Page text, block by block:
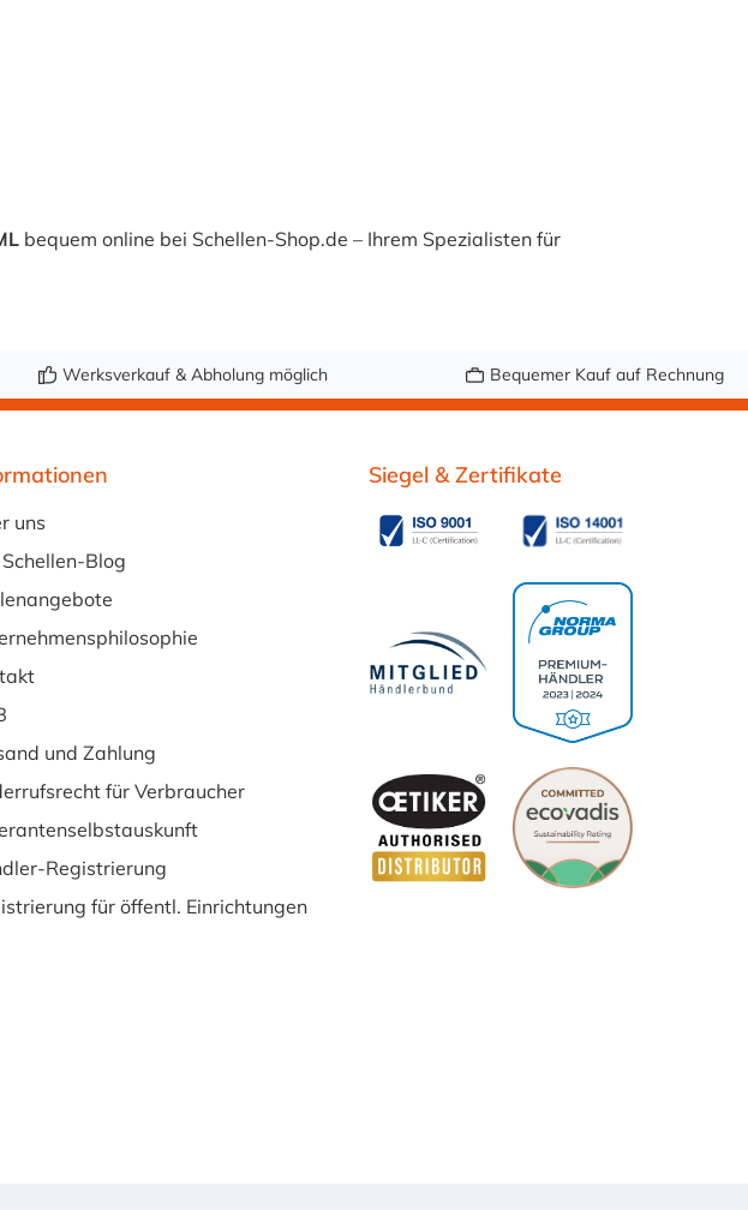
bequem online bei Schellen-Shop.de – Ihrem Spezialisten für
Werksverkauf & Abholung möglich Bequemer Kauf auf Rechnung
uns
Blog
und Zahlung
für Verbraucher
Registrierung
für öffentl. Einrichtungen
Siegel & Zertifikate